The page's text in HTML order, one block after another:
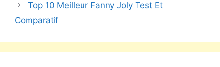
Top 10 Meilleur Fanny Joly Test Et
Comparatif